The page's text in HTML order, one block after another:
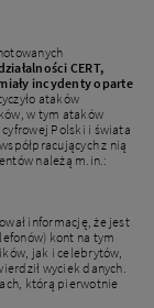
CERT,
incydenty oparte
ataków
w tym ataków
Polski i świata
z nią
należą m.in.:
informację, że jest
kont na tym
jak i celebrytów,
wyciek danych.
którą pierwotnie